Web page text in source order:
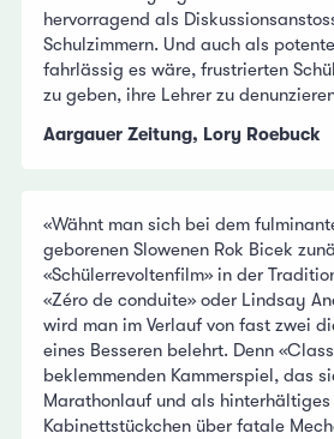
hervorragend als
Schulzimmern. Und auch als
fahrlässig es wäre, frustrierten
zu geben, ihre Lehrer zu
Aargauer Zeitung, Lory Roebuck
«Wähnt man sich bei dem
geborenen Slowenen Rok Bicek
«Schülerrevoltenfilm» in der
«Zéro de conduite» oder Lindsay
wird man im Verlauf von fast zwei
eines Besseren belehrt. Denn
beklemmenden Kammerspiel, das
Marathonlauf und als
Kabinettstückchen über fatale